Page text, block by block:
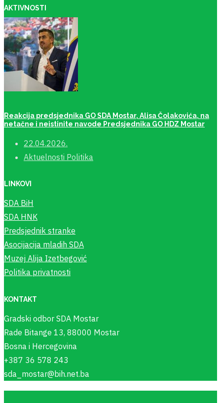
AKTIVNOSTI
Reakcija predsjednika GO SDA Mostar, Alisa Čolakovića, na
netačne i neistinite navode Predsjednika GO HDZ Mostar
22.04.2026.
Aktuelnosti Politika
LINKOVI
SDA BiH
SDA HNK
Predsjednik stranke
Asocijacija mladih SDA
Muzej Alija Izetbegović
Politika privatnosti
KONTAKT
Gradski odbor SDA Mostar
Rade Bitange 13, 88000 Mostar
Bosna i Hercegovina
+387 36 578 243
sda_mostar@bih.net.ba